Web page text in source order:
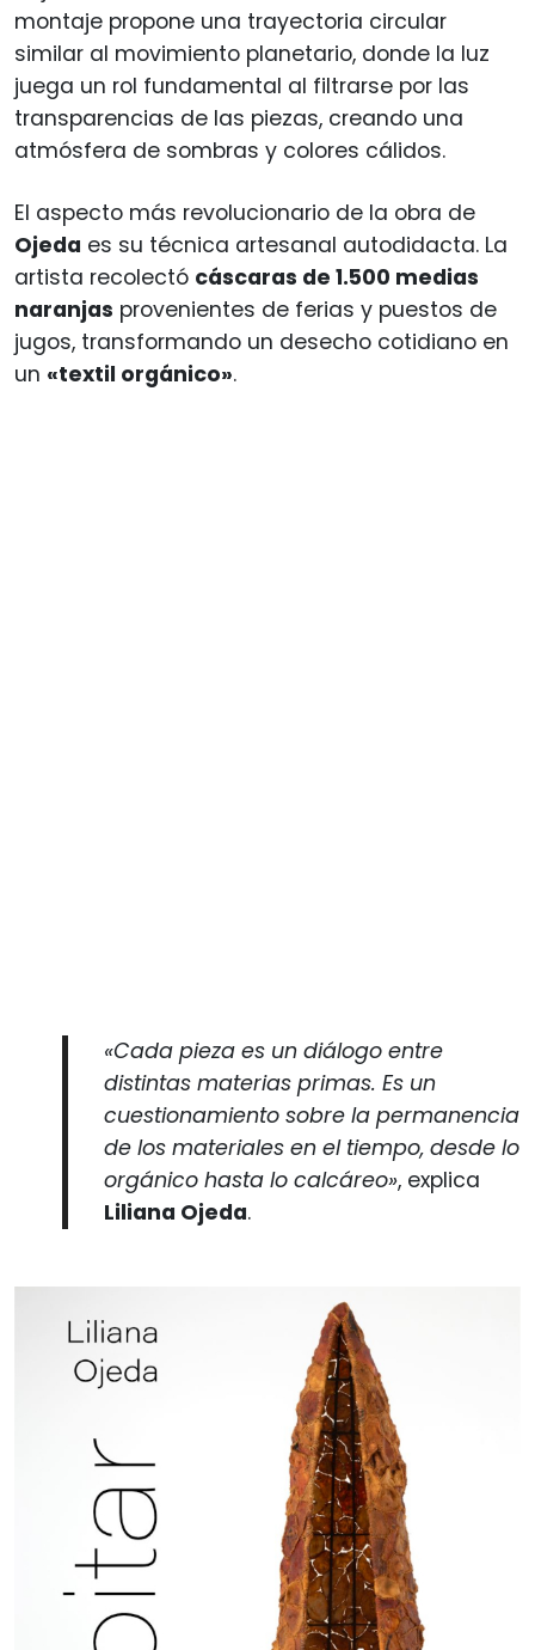
montaje propone una trayectoria circular
similar al movimiento planetario, donde la luz
juega un rol fundamental al filtrarse por las
transparencias de las piezas, creando una
atmósfera de sombras y colores cálidos.
El aspecto más revolucionario de la obra de
Ojeda es su técnica artesanal autodidacta. La
artista recolectó cáscaras de 1.500 medias
naranjas provenientes de ferias y puestos de
jugos, transformando un desecho cotidiano en
un «textil orgánico».
«Cada pieza es un diálogo entre
distintas materias primas. Es un
cuestionamiento sobre la permanencia
de los materiales en el tiempo, desde lo
orgánico hasta lo calcáreo», explica
Liliana Ojeda.